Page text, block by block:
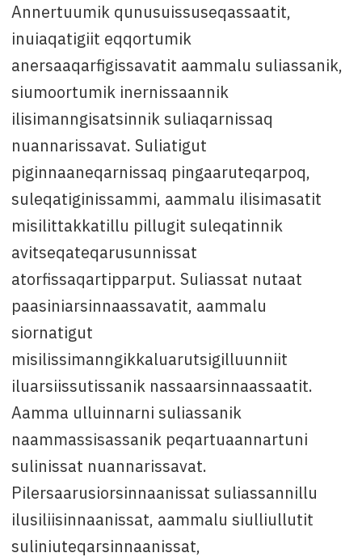
Annertuumik qunusuissuseqassaatit,
inuiaqatigiit eqqortumik
anersaaqarfigissavatit aammalu suliassanik,
siumoortumik inernissaannik
ilisimanngisatsinnik suliaqarnissaq
nuannarissavat. Suliatigut
piginnaaneqarnissaq pingaaruteqarpoq,
suleqatiginissammi, aammalu ilisimasatit
misilittakkatillu pillugit suleqatinnik
avitseqateqarusunnissat
atorfissaqartipparput. Suliassat nutaat
paasiniarsinnaassavatit, aammalu
siornatigut
misilissimanngikkaluarutsigilluunniit
iluarsiissutissanik nassaarsinnaassaatit.
Aamma ulluinnarni suliassanik
naammassisassanik peqartuaannartuni
sulinissat nuannarissavat.
Pilersaarusiorsinnaanissat suliassannillu
ilusiliisinnaanissat, aammalu siulliullutit
suliniuteqarsinnaanissat,